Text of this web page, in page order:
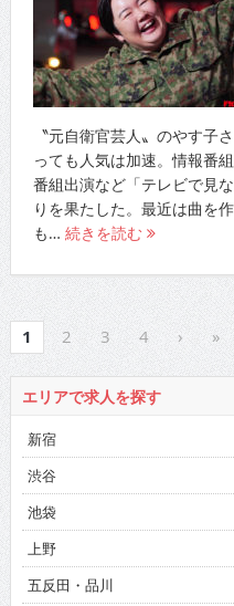
〝元自衛官芸人〟のやす子
っても人気は加速。情報番
番組出演など「テレビで見
りを果たした。最近は曲を
も… 続きを読む
1 2 3 4 › »
エリアで求人を探す
新宿
渋谷
池袋
上野
五反田・品川